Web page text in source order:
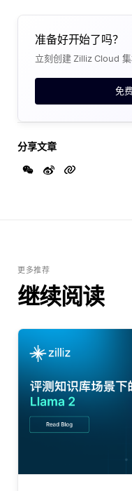
准备好开始了吗？
立刻创建 Zilliz Cloud 集
免
分享文章
更多推荐
继续阅读